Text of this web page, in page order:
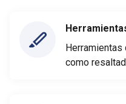
como